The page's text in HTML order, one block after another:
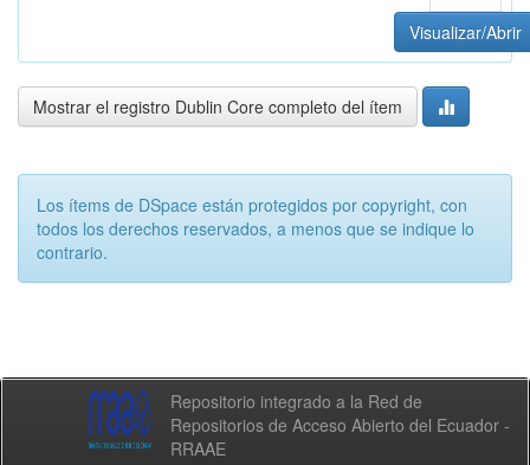
Visualizar/Abrir
Mostrar el registro Dublin Core completo del ítem
Los ítems de DSpace están protegidos por copyright, con
todos los derechos reservados, a menos que se indique lo
contrario.
Repositorio integrado a la Red de
Repositorios de Acceso Abierto del Ecuador -
RRAAE